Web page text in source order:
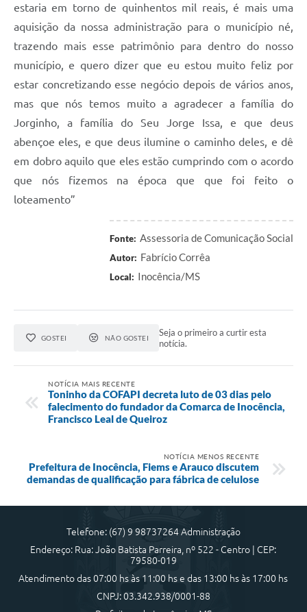
estaria em torno de quinhentos mil reais, é mais uma
aquisição da nossa administração para o município né,
trazendo mais esse patrimônio para dentro do nosso
município, e quero dizer que eu estou muito feliz por
estar concretizando esse negócio depois de vários anos,
mas que nós temos muito a agradecer a família do
Jorginho, a família do Seu Jorge Issa, e que deus
abençoe eles, e que deus ilumine o caminho deles, e dê
em dobro aquilo que eles estão cumprindo com o acordo
que nós fizemos na época que que foi feito o
loteamento”
Fonte: Assessoria de Comunicação Social
Autor: Fabrício Corrêa
Local: Inocência/MS
GOSTEI NÃO GOSTEI
Seja o primeiro a curtir esta
notícia.
NOTÍCIA MAIS RECENTE
Toninho da COFAPI decreta luto de 03 dias pelo
falecimento do fundador da Comarca de Inocência,
Francisco Leal de Queiroz
NOTÍCIA MENOS RECENTE
Prefeitura de Inocência, Fiems e Arauco discutem
demandas de qualificação para fábrica de celulose
Telefone: (67) 9 98737264 Administração
Endereço: Rua: João Batista Parreira, nº 522 - Centro | CEP:
79580-019
Atendimento das 07:00 hs às 11:00 hs e das 13:00 hs às 17:00 hs
CNPJ: 03.342.938/0001-88